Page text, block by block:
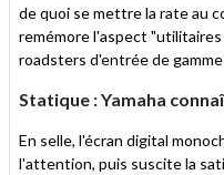
de quoi se mettre la rate au
remémore l'aspect
roadsters d'entrée de
Statique : Yamaha
En selle, l'écran digital
l'attention, puis suscite la